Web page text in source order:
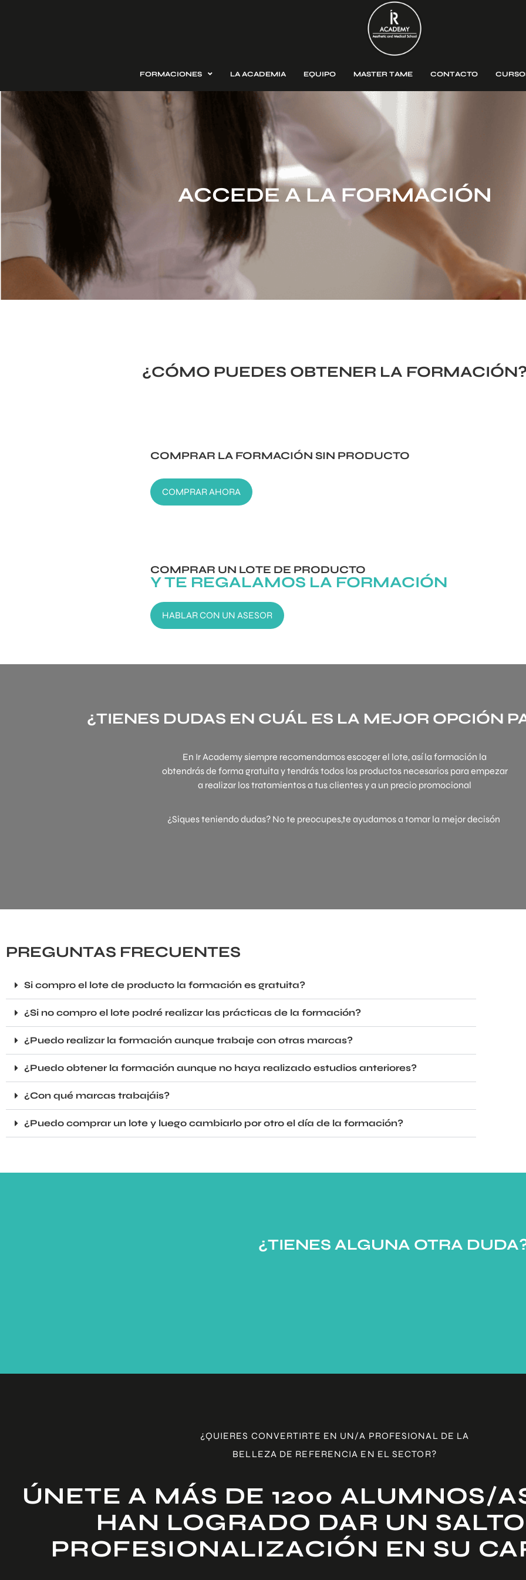
FORMACIONES LA ACADEMIA EQUIPO MASTER TAME CONTACTO
ACCEDE A LA FORMACIÓN
¿CÓMO PUEDES OBTENER LA
COMPRAR LA FORMACIÓN SIN PRODUCTO
COMPRAR AHORA
COMPRAR UN LOTE DE PRODUCTO
Y TE REGALAMOS LA FORMACIÓN
HABLAR CON UN ASESOR
¿TIENES DUDAS EN CUÁL ES LA MEJOR OPCIÓN
En Ir Academy siempre recomendamos escoger el lote, así la formación la
obtendrás de forma gratuita y tendrás todos los productos necesarios para empezar
a realizar los tratamientos a tus clientes y a un precio promocional
¿Siques teniendo dudas? No te preocupes,te ayudamos a tomar la mejor decisón
PREGUNTAS FRECUENTES
Si compro el lote de producto la formación es gratuita?
¿Si no compro el lote podré realizar las prácticas de la formación?
¿Puedo realizar la formación aunque trabaje con otras marcas?
¿Puedo obtener la formación aunque no haya realizado estudios anteriores?
¿Con qué marcas trabajáis?
¿Puedo comprar un lote y luego cambiarlo por otro el día de la formación?
¿TIENES ALGUNA OTRA
¿QUIERES CONVERTIRTE EN UN/A PROFESIONAL DE LA
BELLEZA DE REFERENCIA EN EL SECTOR?
ÚNETE A MÁS DE 1200 ALUMNOS/
HAN LOGRADO DAR UN
PROFESIONALIZACIÓN EN SU